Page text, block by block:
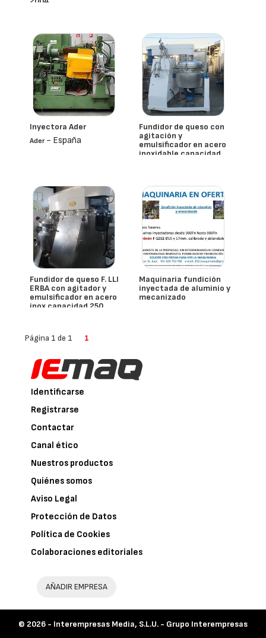
- España
Inyectora Ader
Ader- España
Fundidor de queso con
agitación y
emulsificador en acero
inoxidable capacidad
Fundidor de queso F. LLI
ERBA con agitador y
emulsificador en acero
inox capacidad 250
Maquinaria fundición
inyectada de aluminio y
mecanizado
- España
Página 1 de 1 1
Identificarse
Registrarse
Contactar
Canal ético
Nuestros productos
Quiénes somos
Aviso Legal
Protección de Datos
Política de Cookies
Colaboraciones editoriales
AÑADIR EMPRESA
© 2026 - Interempresas Media, S.L.U. - Grupo Interempresas